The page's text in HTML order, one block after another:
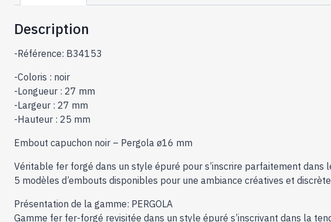
Description
-Référence: B34153
-Coloris : noir
-Longueur : 27 mm
-Largeur : 27 mm
-Hauteur : 25 mm
Embout capuchon noir – Pergola ø16 mm
Véritable fer forgé dans un style épuré pour s’inscrire parfaitement dans
5 modèles d’embouts disponibles pour une ambiance créatives et
Présentation de la gamme: PERGOLA
Gamme fer fer-forgé revisitée dans un style épuré s’inscrivant dans la